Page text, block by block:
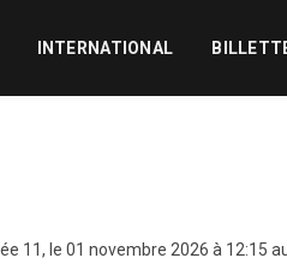
INTERNATIONAL
11, le 01 novembre 2026 à 12:15